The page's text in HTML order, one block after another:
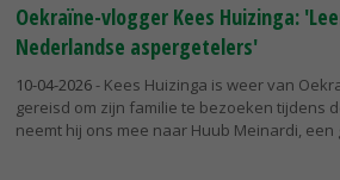
Oekraïne-vlogger Kees Huizinga:
Nederlandse aspergetelers'
10-04-2026- Kees Huizinga is weer van
gereisd om zijn familie te bezoeken tijdens
neemt hij ons mee naar Huub Meinardi, een